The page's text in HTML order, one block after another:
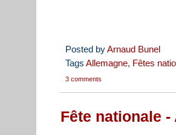
Posted byArnaud Bunel
Tags Allemagne, Fêtes
3 comments
Fête nationale